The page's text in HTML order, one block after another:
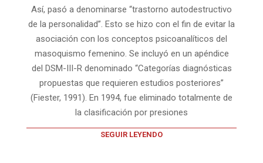
Así, pasó a denominarse “trastorno autodestructivo
de la personalidad”. Esto se hizo con el fin de evitar la
asociación con los conceptos psicoanalíticos del
masoquismo femenino. Se incluyó en un apéndice
del DSM-III-R denominado “Categorías diagnósticas
propuestas que requieren estudios posteriores”
(Fiester, 1991). En 1994, fue eliminado totalmente de
la clasificación por presiones
SEGUIR LEYENDO